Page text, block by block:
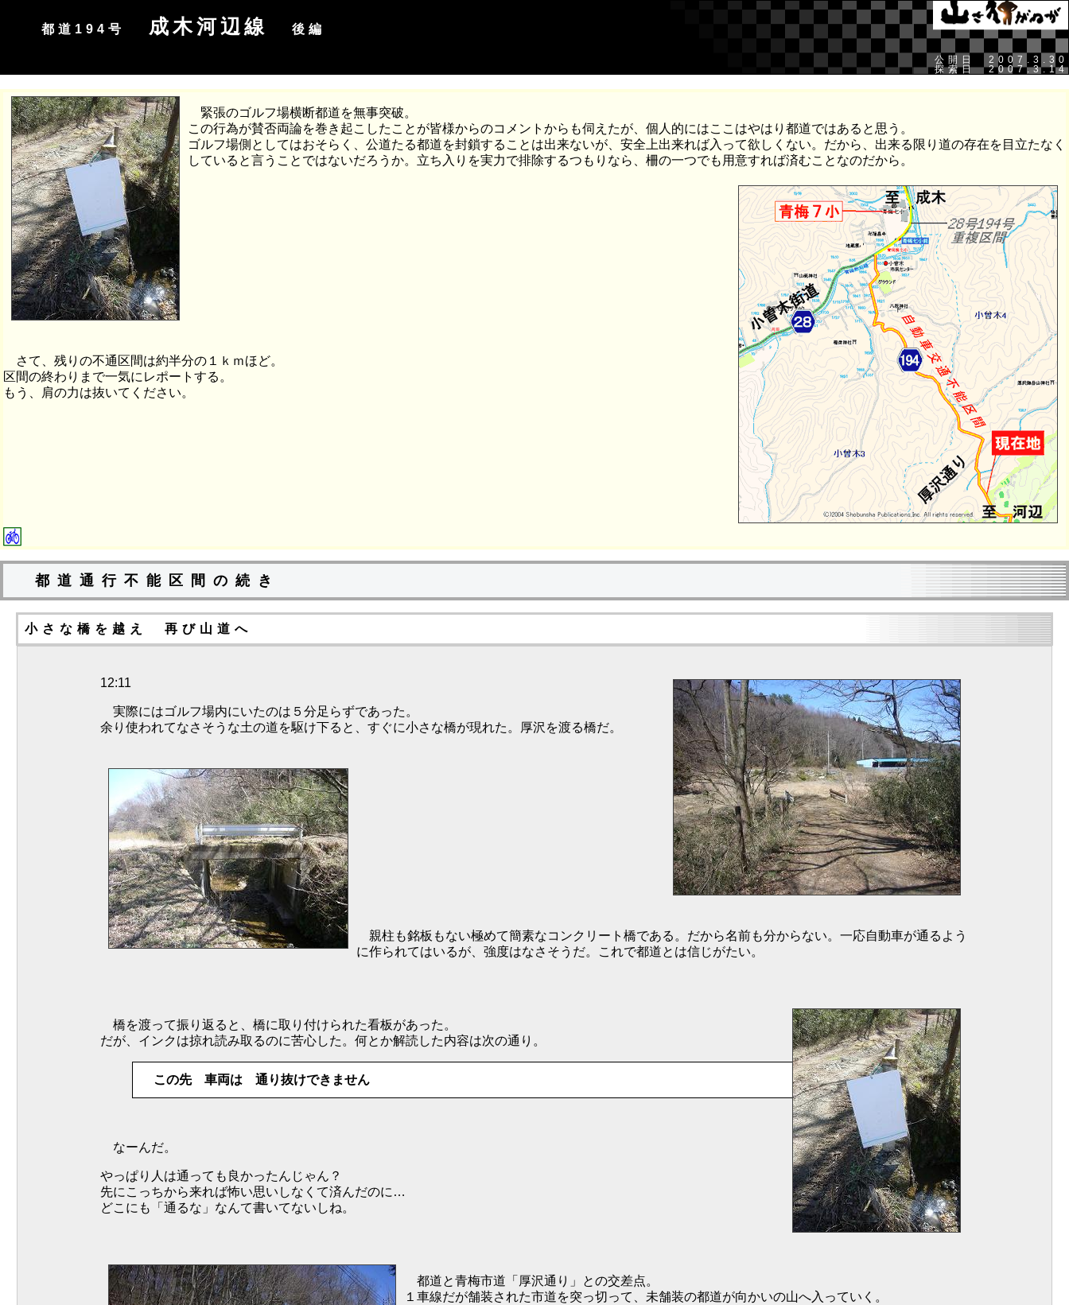
都道194号 成木河辺線 後編
公開日 2007.3.30
探索日 2007.3.14
緊張のゴルフ場横断都道を無事突破。
この行為が賛否両論を巻き起こしたことが皆様からのコメントからも伺えたが、個人的にはここはやはり都道ではあると思う。
ゴルフ場側としてはおそらく、公道たる都道を封鎖することは出来ないが、安全上出来れば入って欲しくない。だから、出来る限り道の存在を目立たなく
していると言うことではないだろうか。立ち入りを実力で排除するつもりなら、柵の一つでも用意すれば済むことなのだから。
さて、残りの不通区間は約半分の１ｋｍほど。
区間の終わりまで一気にレポートする。
もう、肩の力は抜いてください。
都道通行不能区間の続き
小さな橋を越え 再び山道へ
12:11
実際にはゴルフ場内にいたのは５分足らずであった。
余り使われてなさそうな土の道を駆け下ると、すぐに小さな橋が現れた。厚沢を渡る橋だ。
親柱も銘板もない極めて簡素なコンクリート橋である。だから名前も分からない。一応自動車が通るよう
に作られてはいるが、強度はなさそうだ。これで都道とは信じがたい。
橋を渡って振り返ると、橋に取り付けられた看板があった。
だが、インクは掠れ読み取るのに苦心した。何とか解読した内容は次の通り。
この先 車両は 通り抜けできません
なーんだ。
やっぱり人は通っても良かったんじゃん？
先にこっちから来れば怖い思いしなくて済んだのに…
どこにも「通るな」なんて書いてないしね。
都道と青梅市道「厚沢通り」との交差点。
１車線だが舗装された市道を突っ切って、未舗装の都道が向かいの山へ入っていく。